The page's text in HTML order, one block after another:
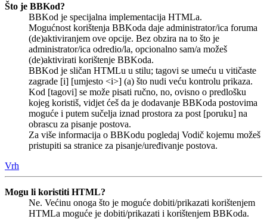
Što je BBKod?
BBKod je specijalna implementacija HTMLa.
Mogućnost korištenja BBKoda daje administrator/ica foruma
(de)aktiviranjem ove opcije. Bez obzira na to što je
administrator/ica odredio/la, opcionalno sam/a možeš
(de)aktivirati korištenje BBKoda.
BBKod je sličan HTMLu u stilu; tagovi se umeću u vitičaste
zagrade [i] [umjesto <i>] (a) što nudi veću kontrolu prikaza.
Kod [tagovi] se može pisati ručno, no, ovisno o predlošku
kojeg koristiš, vidjet ćeš da je dodavanje BBKoda postovima
moguće i putem sučelja iznad prostora za post [poruku] na
obrascu za pisanje postova.
Za više informacija o BBKodu pogledaj Vodič kojemu možeš
pristupiti sa stranice za pisanje/uređivanje postova.
Vrh
Mogu li koristiti HTML?
Ne. Većinu onoga što je moguće dobiti/prikazati korištenjem
HTMLa moguće je dobiti/prikazati i korištenjem BBKoda.